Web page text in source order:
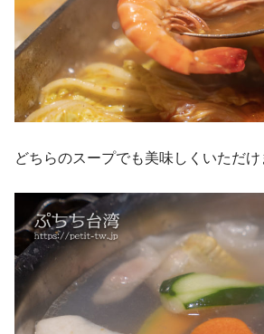
どちらのスープでも美味しくいただけ